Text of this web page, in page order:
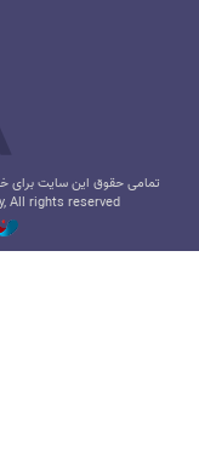
تمامی حقوق این سایت برای
All rights reserved